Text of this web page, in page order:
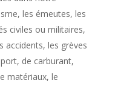
les émeutes, les
civiles ou militaires,
accidents, les grèves
de carburant,
matériaux, le